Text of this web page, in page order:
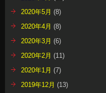
2020年5月 (8)
2020年4月 (8)
2020年3月 (6)
2020年2月 (11)
2020年1月 (7)
2019年12月 (13)